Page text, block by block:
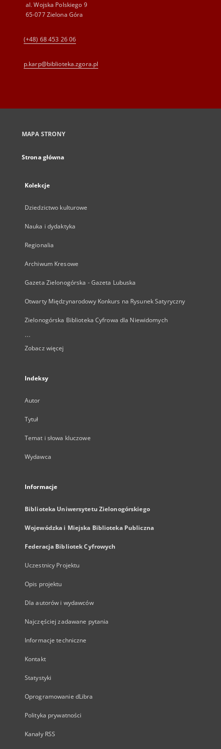
al. Wojska Polskiego 9
65-077 Zielona Góra
(+48) 68 453 26 06
p.karp@biblioteka.zgora.pl
MAPA STRONY
Strona główna
Kolekcje
Dziedzictwo kulturowe
Nauka i dydaktyka
Regionalia
Archiwum Kresowe
Gazeta Zielonogórska - Gazeta Lubuska
Otwarty Międzynarodowy Konkurs na Rysunek Satyryczny
Zielonogórska Biblioteka Cyfrowa dla Niewidomych
...
Zobacz więcej
Indeksy
Autor
Tytuł
Temat i słowa kluczowe
Wydawca
Informacje
Biblioteka Uniwersytetu Zielonogórskiego
Wojewódzka i Miejska Biblioteka Publiczna
Federacja Bibliotek Cyfrowych
Uczestnicy Projektu
Opis projektu
Dla autorów i wydawców
Najczęściej zadawane pytania
Informacje techniczne
Kontakt
Statystyki
Oprogramowanie dLibra
Polityka prywatności
Kanały RSS